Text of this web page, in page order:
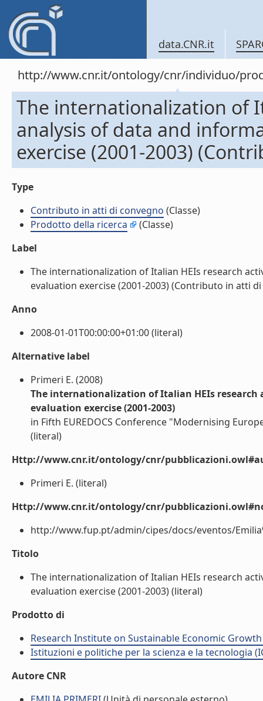
data.CNR.it
http://www.cnr.it/ontology/cnr/individuo/
The internationalization of
analysis of data and
exercise (2001-2003)
Type
Contributo in atti di convegno (Classe)
Prodotto della ricerca
(Classe)
Label
The internationalization of Italian HEIs research
evaluation exercise (2001-2003) (Contributo in atti
Anno
2008-01-01T00:00:00+01:00 (literal)
Alternative label
Primeri E. (2008)
The internationalization of Italian HEIs
evaluation exercise (2001-2003)
in Fifth EUREDOCS Conference "Modernising
(literal)
Http://www.cnr.it/ontology/cnr/
Primeri E. (literal)
Http://www.cnr.it/ontology/cnr/
http://www.fup.pt/admin/cipes/docs/eventos/
Titolo
The internationalization of Italian HEIs research
evaluation exercise (2001-2003) (literal)
Prodotto di
Research Institute on Sustainable Economic Growth
Istituzioni e politiche per la scienza e la tecnologia
Autore CNR